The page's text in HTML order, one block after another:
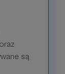
są